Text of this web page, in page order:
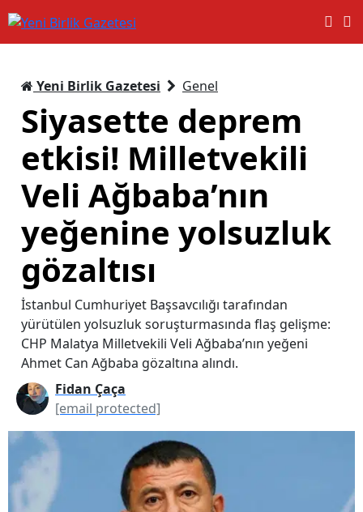
Yeni Birlik Gazetesi Genel
Siyasette deprem
etkisi! Milletvekili
Veli Ağbaba’nın
yeğenine yolsuzluk
gözaltısı
İstanbul Cumhuriyet Başsavcılığı tarafından
yürütülen yolsuzluk soruşturmasında flaş gelişme:
CHP Malatya Milletvekili Veli Ağbaba’nın yeğeni
Ahmet Can Ağbaba gözaltına alındı.
Fidan Çaça
[email protected]